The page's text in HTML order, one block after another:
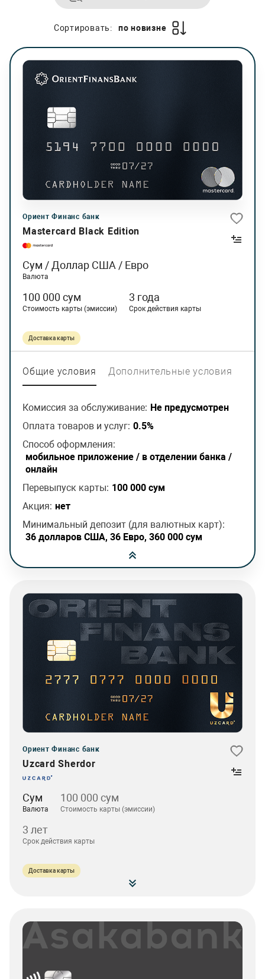
Сортировать: по новизне
Ориент Финанс банк
Mastercard Black Edition
Сум / Доллар США / Евро
Валюта
100 000 сум
Стоимость карты (эмиссии)
3 года
Срок действия карты
Доставка карты
Общие условия Дополнительные условия
Комиссия за обслуживание: Не предусмотрен
Оплата товаров и услуг: 0.5%
Способ оформления:
мобильное приложение / в отделении банка /
онлайн
Перевыпуск карты: 100 000 сум
Акция: нет
Минимальный депозит (для валютных карт):
36 долларов США, 36 Евро, 360 000 сум
Ориент Финанс банк
Uzcard Sherdor
Сум
Валюта
100 000 сум
Стоимость карты (эмиссии)
3 лет
Срок действия карты
Доставка карты